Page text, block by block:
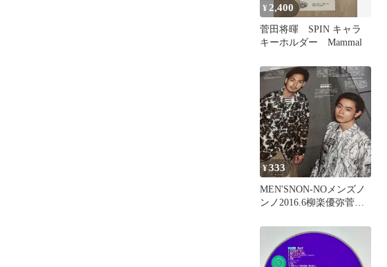
¥ 2,400
菅田将暉 SPIN キャラ
キーホルダー Mammal
¥333
MEN'SNON-NOメンズノ
ンノ2016.6柳楽優弥菅田